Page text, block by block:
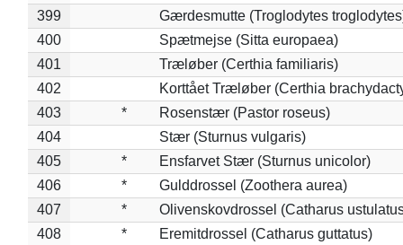
399
Gærdesmutte (Troglodytes
400
Spætmejse (Sitta europaea)
401
Træløber (Certhia familiaris)
402
Korttået Træløber (Certhia
403
*
Rosenstær (Pastor roseus)
404
Stær (Sturnus vulgaris)
405
*
Ensfarvet Stær (Sturnus unicolor)
406
*
Gulddrossel (Zoothera aurea)
407
*
Olivenskovdrossel (Catharus
408
*
Eremitdrossel (Catharus guttatus)